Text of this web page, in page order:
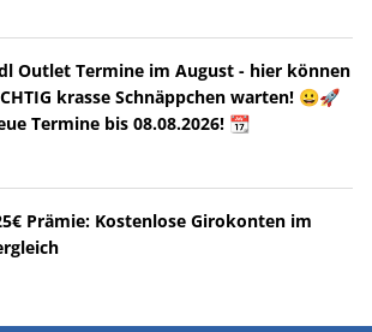
Outlet Termine im August - hier können
krasse Schnäppchen warten! 😀🚀
Termine bis 08.08.2026! 📆
Prämie: Kostenlose Girokonten im